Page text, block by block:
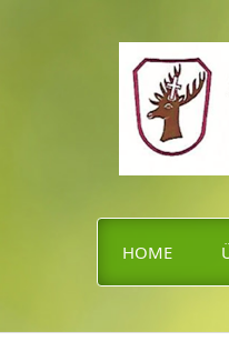
HOME